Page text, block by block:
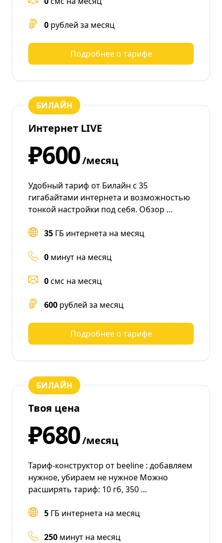
0 рублей за месяц
Подробнее о тарифе
БИЛАЙН
Интернет LIVE
₽600/месяц
Удобный тариф от Билайн с 35
гигабайтами интернета и возможностью
тонкой настройки под себя. Обзор …
35 ГБ интернета на месяц
0 минут на месяц
0смс на месяц
600 рублей за месяц
Подробнее о тарифе
БИЛАЙН
Твоя цена
₽680/месяц
Тариф-конструктор от beeline : добавляем
нужное, убираем не нужное Можно
расширять тариф: 10 гб, 350 …
5 ГБ интернета на месяц
250 минут на месяц